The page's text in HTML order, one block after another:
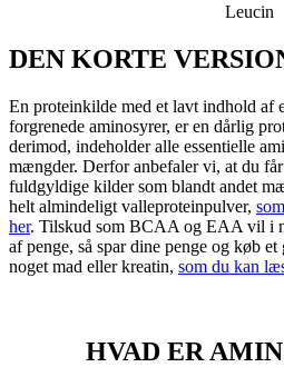
Leucin
DEN KORTE
En proteinkilde med et lavt indhold af
forgrenede aminosyrer, er en dårlig
derimod, indeholder alle essentielle
mængder. Derfor anbefaler vi, at du
fuldgyldige kilder som blandt andet
helt almindeligt valleproteinpulver,
her. Tilskud som BCAA og EAA vil i
af penge, så spar dine penge og køb
noget mad eller kreatin, som du kan
HVAD ER